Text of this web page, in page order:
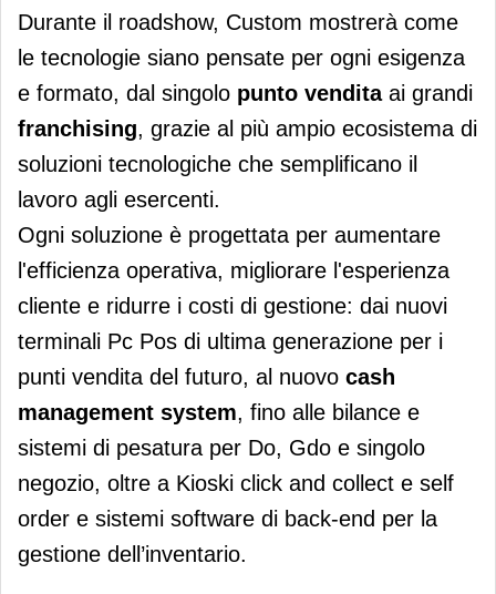
Durante il roadshow, Custom mostrerà come
le tecnologie siano pensate per ogni esigenza
e formato, dal singolo punto venditaai grandi
franchising, grazie al più ampio ecosistema di
soluzioni tecnologiche che semplificano il
lavoro agli esercenti.
Ogni soluzione è progettata per aumentare
l'efficienza operativa, migliorare l'esperienza
cliente e ridurre i costi di gestione: dai nuovi
terminali Pc Pos di ultima generazione per i
punti vendita del futuro, al nuovo cash
management system, fino alle bilance e
sistemi di pesatura per Do, Gdo e singolo
negozio, oltre a Kioski click and collect e self
order e sistemi software di back-end per la
gestione dell’inventario.